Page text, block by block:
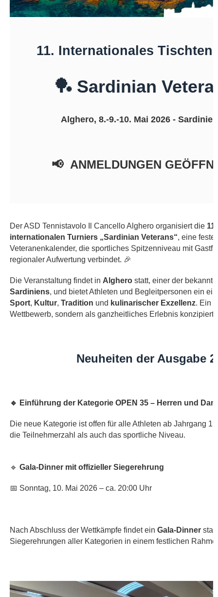
11. Internationales
🏓 Sardinian
Alghero, 8.-9.-10. Mai 2026 -
📢ANMELDUNGEN
Der ASD Tennistavolo Il Cancello Alghero organisiert die
internationalen Turniers „Sardinian Veterans“, eine feste
Veteranenkalender, die sportliches Spitzenniveau mit
regionaler Aufwertung verbindet. 🎉
Die Veranstaltung findet in Alghero statt, einer der
Sardiniens, und bietet Athleten und Begleitpersonen ein
Sport, Kultur, Tradition und kulinarischer Exzellenz. Ein
Wettbewerb, sondern als ganzheitliches Erlebnis konzipiert
Neuheiten der Ausgabe
🔹 Einführung der Kategorie OPEN 35 – Herren und
Die neue Kategorie ist offen für alle Athleten ab Jahrgang
die Teilnehmerzahl als auch das sportliche Niveau.
🔹 Gala-Dinner mit offizieller Siegerehrung
📅 Sonntag, 10. Mai 2026 – ca. 20:00 Uhr
Nach Abschluss der Wettkämpfe findet ein Gala-Dinner
Siegerehrungen aller Kategorien in einem festlichen